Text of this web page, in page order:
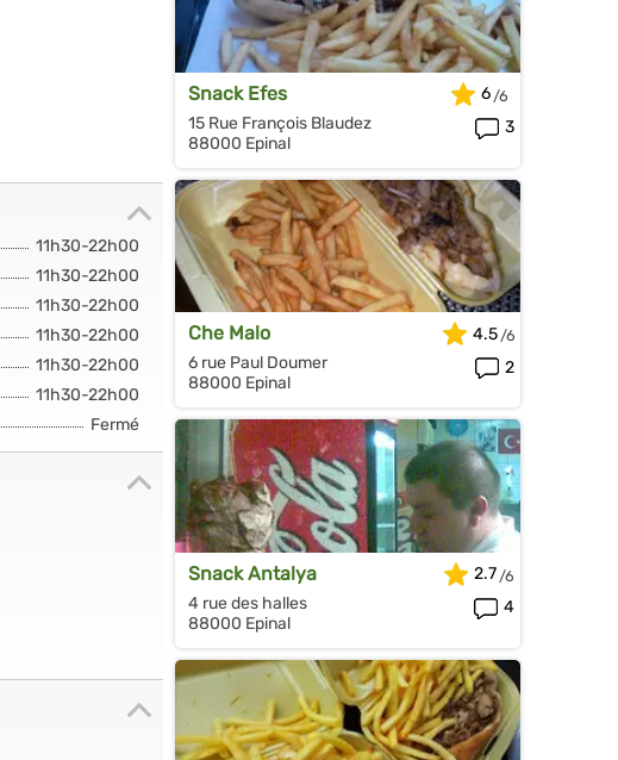
11h30-22h00
11h30-22h00
11h30-22h00
11h30-22h00
11h30-22h00
11h30-22h00
Fermé
Snack Efes
15 Rue François Blaudez
88000 Epinal
6
3
Che Malo
6 rue Paul Doumer
88000 Epinal
4.5
2
Snack Antalya
4 rue des halles
88000 Epinal
2.7
4